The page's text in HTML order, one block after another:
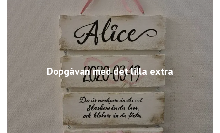
Dopgåvan med det lilla extra